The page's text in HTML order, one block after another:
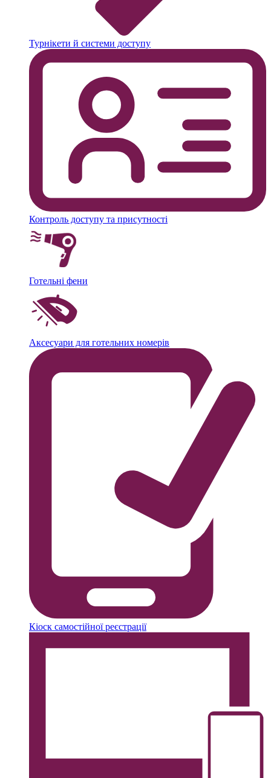
Турнікети й системи доступу
Контроль доступу та присутності
Готельні фени
Аксесуари для готельних номерів
Кіоск самостійної реєстрації